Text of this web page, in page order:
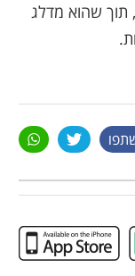
בלבד, תוך שהוא מדלג